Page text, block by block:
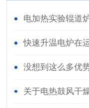
电加热实验辊道
类 快速升温电炉在
查？没想到这么多优
关于电热鼓风干